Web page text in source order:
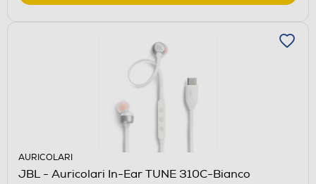
AURICOLARI
JBL - Auricolari In-Ear TUNE 310C-Bianco